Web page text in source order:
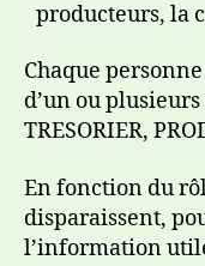
producteurs, la
Chaque
d’un ou plusieurs
TRESORIER,
En fonction du
disparaissent,
l’information